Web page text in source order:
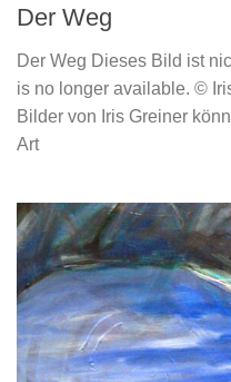
Der Weg
Der Weg Dieses Bild ist
is no longer available. ©
Bilder von Iris Greiner
Art